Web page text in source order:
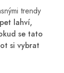
trendy
lahví,
se tato
si vybrat